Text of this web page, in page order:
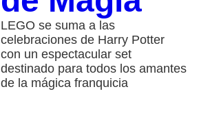
LEGO se suma a las
celebraciones de Harry Potter
con un espectacular set
destinado para todos los amantes
de la mágica franquicia